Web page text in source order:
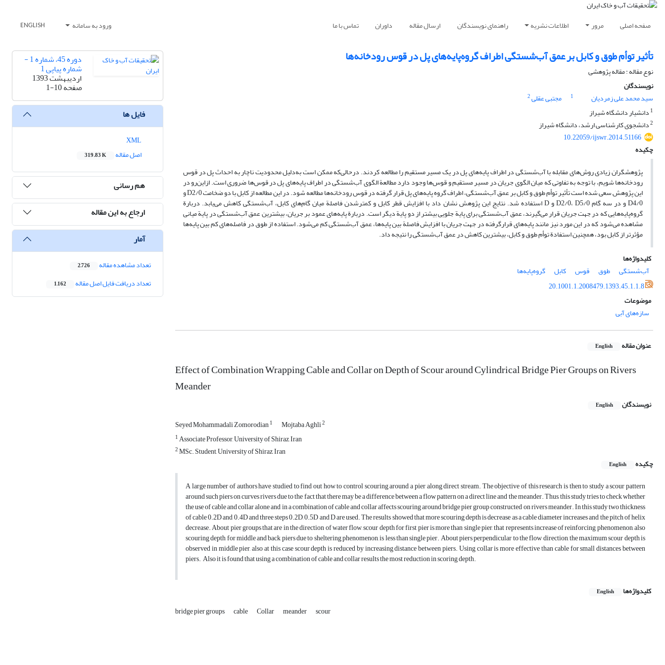
صفحه اصلی مرور اطلاعات نشریه راهنمای نویسندگان ارسال مقاله داوران تماس با ما ورود به سامانه ENGLISH
تأثیر توأم طوق و کابل بر عمق آب‌شستگی اطراف گروه‌پایه‌های پل در قوس رودخانه‌ها
نوع مقاله : مقاله پژوهشی
نویسندگان
سید محمد علی زمردیان
1 مجتبی عقلی2
1 دانشیار دانشگاه شیراز
2دانشجوی کارشناسی ارشد، دانشگاه شیراز
10.22059/ijswr.2014.51166
چکیده
پژوهشگران زیادی روش‌های مقابله با آب‌شستگی در اطراف پایه‌های پل در یک مسیر مستقیم را مطالعه کردند. در‌حالی‌که ممکن است به‌دلیل محدودیت ناچار به احداث پل در قوس
رودخانه‌ها شویم، با توجه به تفاوتی که میان الگوی جریان در مسیر مستقیم و قوس‌ها وجود دارد مطالعة الگوی آب‌شستگی در اطراف پایه‌های پل در قوس‌ها ضروری است. از‌این‌رو در
این پژوهش سعی شده است تأثیر توأم طوق و کابل بر عمق آب‌شستگی، اطراف گروه پایه‌های پل قرار گرفته در قوس رودخانه‌ها مطالعه شود. در این مطالعه از کابل با دو ضخامت D2/0 و
D4/0 و در سه گام D2/0، D5/0 و D استفاده شد. نتایج این پژوهش نشان داد با افزایش قطر کابل و کمتر‌شدن فاصلة میان گام‌های کابل، آب‌شستگی کاهش می‌‌یابد. دربارة
گروه‌پایه‌هایی که در جهت جریان قرار می‌‌گیرند، عمق آب‌شستگی برای پایة جلویی بیشتر از دو پایة دیگر است. دربارة پایه‌های عمود بر جریان، بیشترین عمق آب‌شستگی در پایة میانی
مشاهده می‌‌شود که در این مورد نیز مانند پایه‌های قرار‌گرفته در جهت جریان با افزایش فاصلة بین پایه‌ها، عمق آب‌شستگی کم می‌‌شود. استفاده از طوق در فاصله‌های کم بین پایه‌ها
مؤثرتر از کابل بود، همچنین استفادة توأم طوق و کابل، بیشترین کاهش در عمق آب‌شستگی را نتیجه داد.‌
کلیدواژه‌ها
آب‌شستگی
طوق قوس کابل
گروه‌پایه‌ها
20.1001.1.2008479.1393.45.1.1.8
موضوعات
سازه‌های آبی
عنوان مقاله English
Effect of Combination Wrapping Cable and Collar on Depth of Scour around Cylindrical Bridge Pier Groups on Rivers
Meander
نویسندگان English
Seyed Mohammadali Zomorodian1 Mojtaba Aghli2
1Associate Professor, University of Shiraz, Iran
2MSc. Student, University of Shiraz, Iran
چکیده
English
A large number of authors have studied to find out how to control scouring around a pier along direct stream. The objective of this research is then to study a scour pattern
around such piers on curves rivers due to the fact that there may be a difference between a flow pattern on a direct line and the meander. Thus, this study tries to check whether
the use of cable and collar alone and in a combination of cable and collar affects scouring around bridge pier group constructed on rivers meander. In this study two thickness
of cable 0.2D and 0.4D and three steps 0.2D, 0.5D and D are used. The results showed that more scouring depth is decrease as a cable diameter increases and the pitch of helix
decrease. About pier groups that are in the direction of water flow, scour depth for first pier is more than single pier, that represents increase of reinforcing phenomenon, also
scouring depth for middle and back piers due to sheltering phenomenon, is less than single pier. About piers perpendicular to the flow direction, the maximum scour depth is
observed in middle pier, also at this case scour depth is reduced by increasing distance between piers. Using collar is more effective than cable for small distances between
piers. Also it is found that using a combination of cable and collar results the most reduction in scoring depth.
کلیدواژه‌ها English
bridge pier groups cable Collar meander scour
دوره 45، شماره 1 -
شماره پیاپی 1
اردیبهشت 1393
صفحه1-10
فایل ها
اصل مقاله
319.83 K
هم رسانی
ارجاع به این مقاله
آمار
تعداد مشاهده مقاله 2,726
تعداد دریافت فایل اصل مقاله 1,162